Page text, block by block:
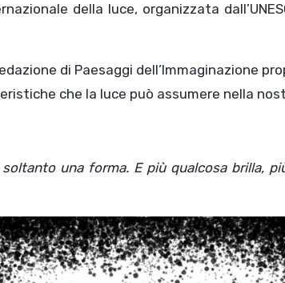
della luce, organizzata
di Paesaggi dell’Immaginazione
che la luce può assumere nella
una forma. E più qualcosa brilla,